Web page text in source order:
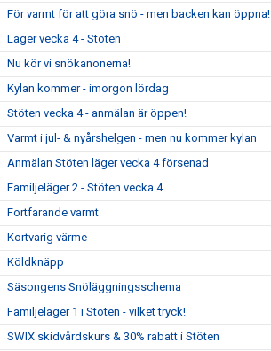
För varmt för att göra snö - men backen kan öppna!
Läger vecka 4 - Stöten
Nu kör vi snökanonerna!
Kylan kommer - imorgon lördag
Stöten vecka 4 - anmälan är öppen!
Varmt i jul- & nyårshelgen - men nu kommer kylan
Anmälan Stöten läger vecka 4 försenad
Familjeläger 2 - Stöten vecka 4
Fortfarande varmt
Kortvarig värme
Köldknäpp
Säsongens Snöläggningsschema
Familjeläger 1 i Stöten - vilket tryck!
SWIX skidvårdskurs & 30% rabatt i Stöten